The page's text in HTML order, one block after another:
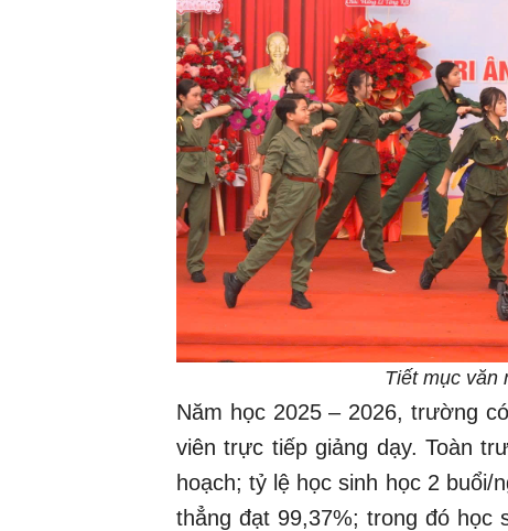
Tiết mục văn
Năm học 2025 – 2026, trường
viên trực tiếp giảng dạy. Toàn
hoạch; tỷ lệ học sinh học 2
thẳng đạt 99,37%; trong đó học